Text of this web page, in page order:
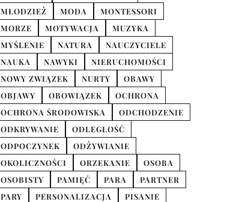
MŁODZIEŻ
MODA
MONTESSORI
MORZE
MOTYWACJA
MUZYKA
MYŚLENIE
NATURA
NAUCZYCIELE
NAUKA
NAWYKI
NIERUCHOMOŚCI
NOWY ZWIĄZEK
NURTY
OBAWY
OBJAWY
OBOWIĄZEK
OCHRONA
OCHRONA ŚRODOWISKA
ODCHODZENIE
ODKRYWANIE
ODLEGŁOŚĆ
ODPOCZYNEK
ODŻYWIANIE
OKOLICZNOŚCI
ORZEKANIE
OSOBA
OSOBISTY
PAMIĘĆ PARA
PARTNER
PARY
PERSONALIZACJA
PISANIE